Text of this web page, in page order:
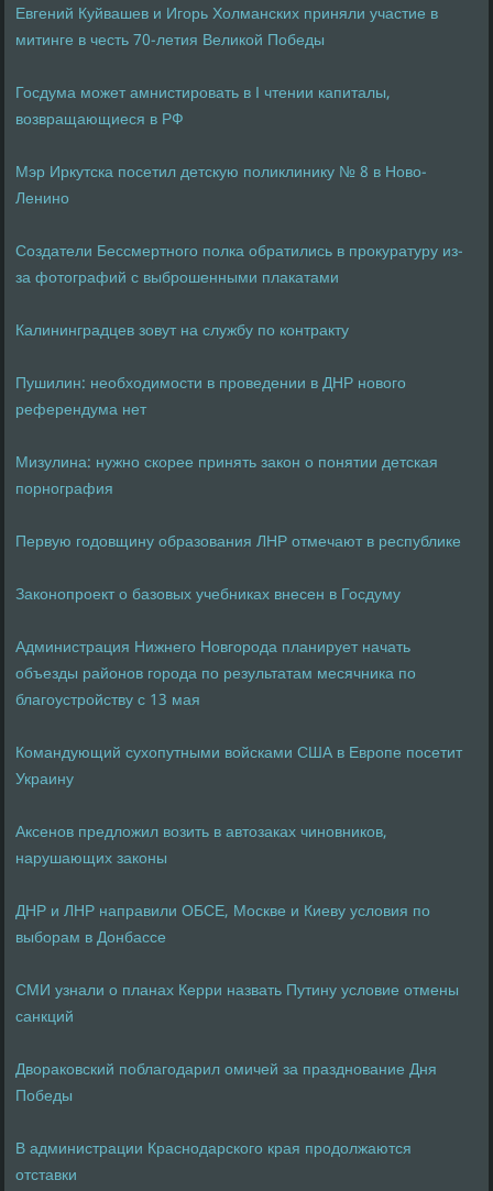
Евгений Куйвашев и Игорь Холманских приняли участие в
митинге в честь 70-летия Великой Победы
Госдума может амнистировать в I чтении капиталы,
возвращающиеся в РФ
Мэр Иркутска посетил детскую поликлинику № 8 в Ново-
Ленино
Создатели Бессмертного полка обратились в прокуратуру из-
за фотографий с выброшенными плакатами
Калининградцев зовут на службу по контракту
Пушилин: необходимости в проведении в ДНР нового
референдума нет
Мизулина: нужно скорее принять закон о понятии детская
порнография
Первую годовщину образования ЛНР отмечают в республике
Законопроект о базовых учебниках внесен в Госдуму
Администрация Нижнего Новгорода планирует начать
объезды районов города по результатам месячника по
благоустройству с 13 мая
Командующий сухопутными войсками США в Европе посетит
Украину
Аксенов предложил возить в автозаках чиновников,
нарушающих законы
ДНР и ЛНР направили ОБСЕ, Москве и Киеву условия по
выборам в Донбассе
СМИ узнали о планах Керри назвать Путину условие отмены
санкций
Двораковский поблагодарил омичей за празднование Дня
Победы
В администрации Краснодарского края продолжаются
отставки